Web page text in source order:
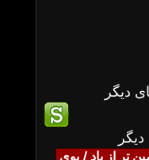
دیگر
تر از باد / بوی